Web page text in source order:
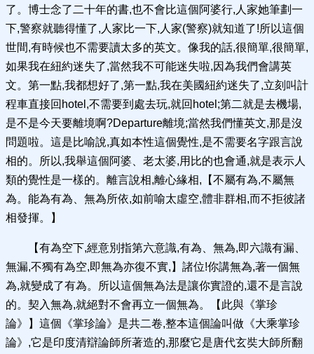
了。博士念了二十年的書,也不會比這個阿婆行,人家她筆劃一
下,警察就聽得懂了,人家比一下,人家(警察)就知道了!所以這個
世間,有時候也不需要讀太多的英文。像我的話,很簡單,很簡單,
如果我在紐約迷失了,當然我不可能迷失啦,因為我們會講英
文。第一點,我都想好了,第一點,我在美國紐約迷失了,立刻叫計
程車直接回hotel,不需要到處去玩,就回hotel;第二就是去機場,
是不是今天要離境啊?Departure離境;當然我們懂英文,那是沒
問題啦。這是比喻說,真如本性這個覺性,是不需要名字跟言說
相的。所以,我舉這個阿婆、老太婆,用比的也會通,就是表示人
類的覺性是一樣的。離言說相,離心緣相,【不屬有為,不屬無
為。能為有為、無為所依,如前喻太虛空,體非群相,而不拒彼諸
相發揮。】
【有為空下,經意別指第六意識,有為、無為,即六識有漏、
無漏,不獨有為空,即無為亦復不實,】諸位!你講無為,著一個無
為,就變成了有為。所以這個無為法是讓你實證的,還不是言說
的。契入無為,就絕對不會再立一個無為。【此與《掌珍
論》】這個《掌珍論》是共二卷,整本這個論叫做《大乘掌珍
論》,它是印度清辯論師所著造的,那麼它是唐代玄奘大師所翻